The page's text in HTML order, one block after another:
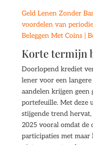
Geld Lenen Zonder
voordelen van
Beleggen Met Coins |
Korte termijn
Doorlopend krediet
lener voor een
aandelen krijgen geen
portefeuille. Met deze
stijgende trend
2025 vooral omdat
participaties met maar